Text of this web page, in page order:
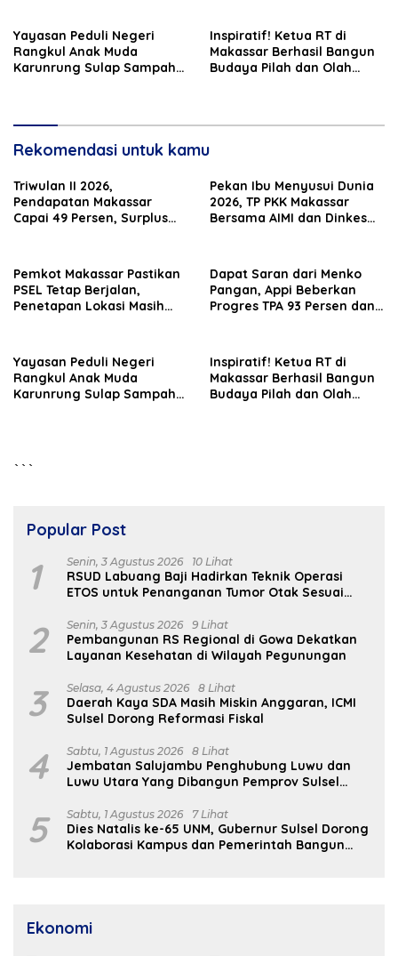
Yayasan Peduli Negeri
Rangkul Anak Muda
Karunrung Sulap Sampah
Inspiratif! Ketua RT di
Makassar Berhasil Bangun
Budaya Pilah dan Olah
Rekomendasi untuk kamu
Triwulan II 2026,
Pendapatan Makassar
Capai 49 Persen, Surplus
Pekan Ibu Menyusui Dunia
2026, TP PKK Makassar
Bersama AIMI dan Dinkes
Pemkot Makassar Pastikan
PSEL Tetap Berjalan,
Penetapan Lokasi Masih
Dapat Saran dari Menko
Pangan, Appi Beberkan
Progres TPA 93 Persen dan
Yayasan Peduli Negeri
Rangkul Anak Muda
Karunrung Sulap Sampah
Inspiratif! Ketua RT di
Makassar Berhasil Bangun
Budaya Pilah dan Olah
```
Popular Post
1 Senin, 3 Agustus 2026 10 Lihat
RSUD Labuang Baji Hadirkan Teknik Operasi
ETOS untuk Penanganan Tumor Otak Sesuai
2 Senin, 3 Agustus 2026 9 Lihat
Pembangunan RS Regional di Gowa Dekatkan
Layanan Kesehatan di Wilayah Pegunungan
3 Selasa, 4 Agustus 2026 8 Lihat
Daerah Kaya SDA Masih Miskin Anggaran, ICMI
Sulsel Dorong Reformasi Fiskal
4 Sabtu, 1 Agustus 2026 8 Lihat
Jembatan Salujambu Penghubung Luwu dan
Luwu Utara Yang Dibangun Pemprov Sulsel
5 Sabtu, 1 Agustus 2026 7 Lihat
Dies Natalis ke-65 UNM, Gubernur Sulsel Dorong
Kolaborasi Kampus dan Pemerintah Bangun
Ekonomi